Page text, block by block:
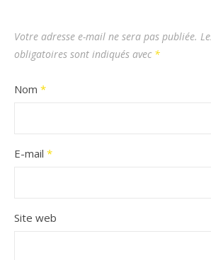
Votre adresse e-mail ne sera pas publiée.
obligatoires sont indiqués avec *
Nom *
E-mail *
Site web